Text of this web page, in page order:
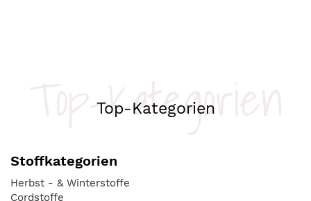
Top-Kategorien
Top-Kategorien
Stoffkategorien
Herbst - & Winterstoffe
Cordstoffe